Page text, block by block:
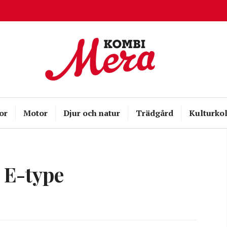
Kombispel
Motor Djur och natur Trädgård
type